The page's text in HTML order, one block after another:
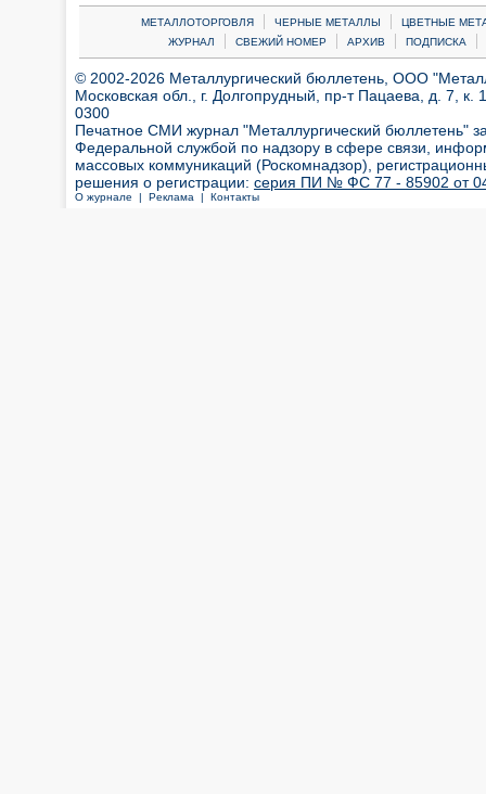
МЕТАЛЛОТОРГОВЛЯ | ЧЕРНЫЕ МЕТАЛЛЫ |
ЦВЕТНЫЕ
ЖУРНАЛ
| СВЕЖИЙ НОМЕР | АРХИВ | ПОДПИСКА |
© 2002-2026 Металлургический бюллетень, ООО
Московская обл., г. Долгопрудный, пр-т Пацаева, д. 7,
0300
Печатное СМИ журнал "Металлургический бюллетень"
Федеральной службой по надзору в сфере связи,
массовых коммуникаций (Роскомнадзор),
решения о регистрации: серия ПИ № ФС 77 - 85902 от 04
О журнале | Реклама | Контакты